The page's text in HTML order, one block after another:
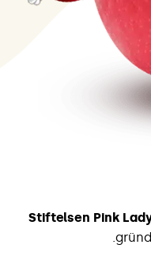
Stiftelsen Pink